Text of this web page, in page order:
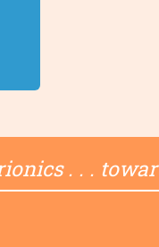
. . .